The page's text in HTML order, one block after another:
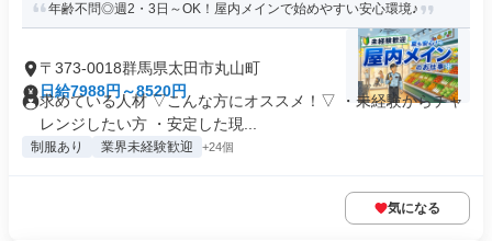
年齢不問◎週2・3日～OK！屋内メインで始めやすい安心環境♪
〒373-0018群馬県太田市丸山町
日給7988円～8520円
求めている人材 ▽こんな方にオススメ！▽ ・未経験からチャ
レンジしたい方 ・安定した現...
制服あり 業界未経験歓迎 +24個
気になる